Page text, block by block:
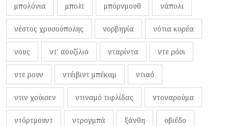
μπολόνια μπολτ μπόρνμουθ νάπολι
νέστος χρυσούπολης νορβηγία νότια κορέα
νους ντ' αουζίλιο νταρίντα ντε ρόσι
ντε ρουν ντέιβιντ μπέκαμ ντιαό
ντιν χούισεν ντιναμό τιφλίδας ντοναρούμα
ντόρτμουντ ντρογμπά ξάνθη οβιέδο